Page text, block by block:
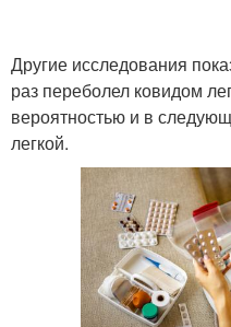
Другие исследования
раз переболел ковидом
вероятностью и в
легкой.